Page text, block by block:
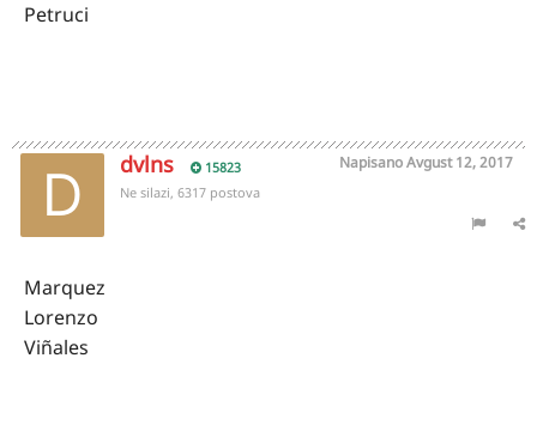
Petruci
dvlns 15823 NapisanoAvgust 12, 2017
Ne silazi, 6317 postova
Marquez
Lorenzo
Viñales